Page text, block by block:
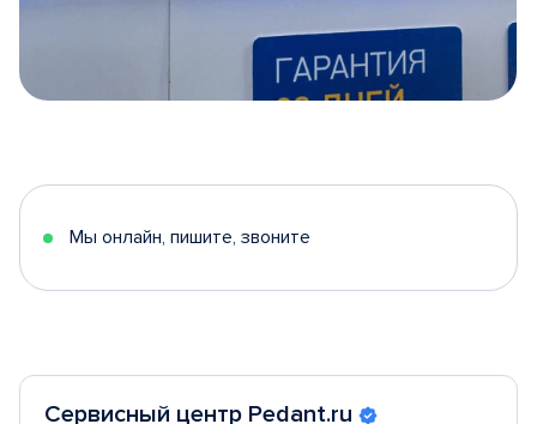
5
Мы онлайн, пишите, звоните
Сервисный центр Pedant.ru